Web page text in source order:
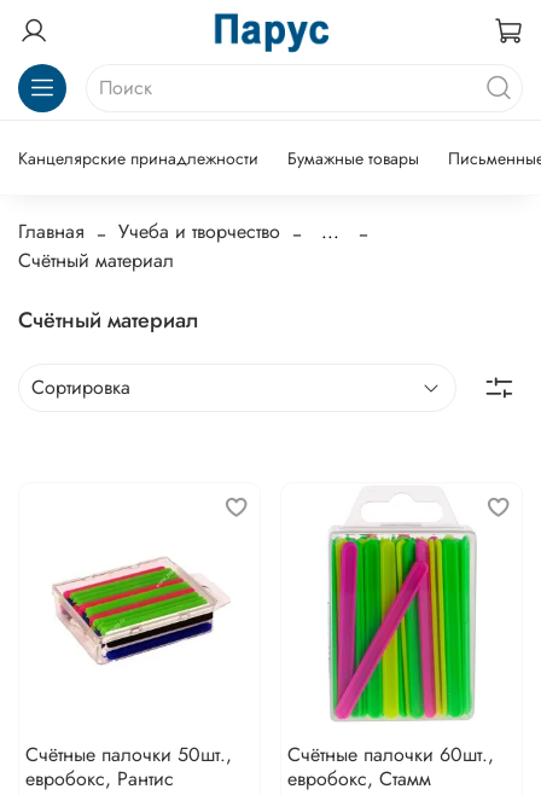
Канцелярские принадлежности Бумажные товары
Главная Учеба и творчество
...
Счётный материал
Счётный материал
Счётные палочки 50шт.,
евробокс, Рантис
Счётные палочки 60шт.,
евробокс, Стамм